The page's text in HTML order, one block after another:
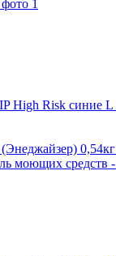
High Risk синие L